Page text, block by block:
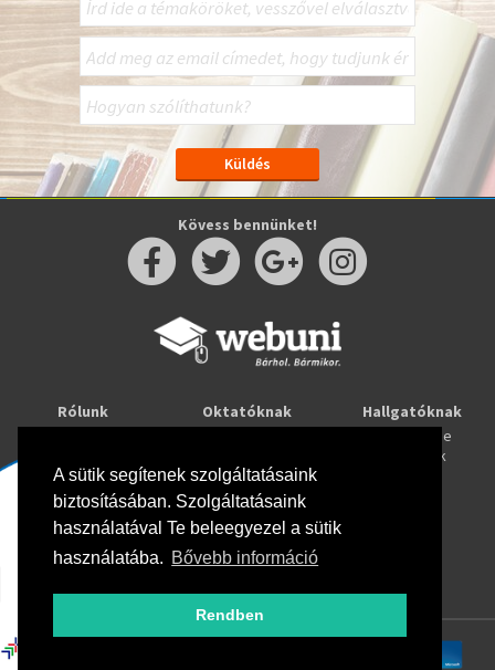
A sütik segítenek szolgáltatásaink
biztosításában. Szolgáltatásaink
használatával Te beleegyezel a sütik
használatába. Bővebb információ
Rendben
Kövess bennünket!
Rólunk
Oktatóknak
Webuni Stúdió
Hallgatóknak
Tanulj online
Képzések
Info
Adatkezelési tájékoztató
ÁSZF
Hirlevél adatkezelési tájékoztató
GYIK